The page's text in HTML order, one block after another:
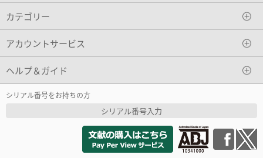
カテゴリー
アカウントサービス
ヘルプ＆ガイド
シリアル番号をお持ちの方
シリアル番号入力